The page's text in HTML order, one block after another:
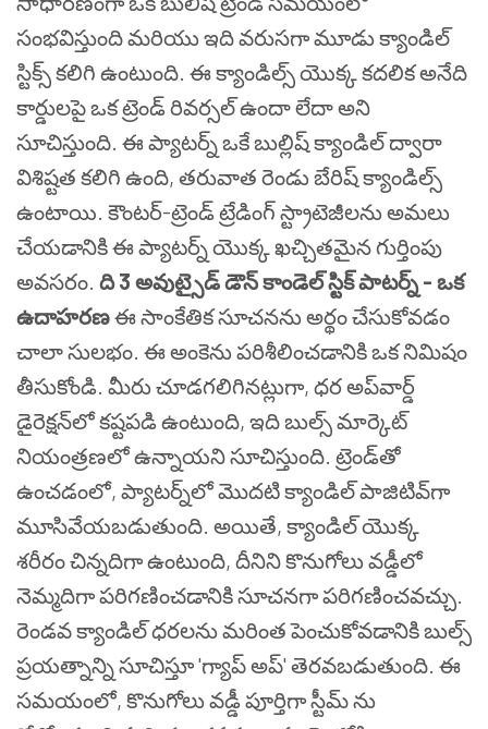
సంభవిస్తుంది మరియు ఇది వరుసగా మూడు క్యాండిల్
స్టిక్స్ కలిగి ఉంటుంది. ఈ క్యాండిల్స్ యొక్క కదలిక అనేది
కార్డులపై ఒక ట్రెండ్ రివర్సల్ ఉందా లేదా అని
సూచిస్తుంది. ఈ ప్యాటర్న్ ఒకే బుల్లిష్ క్యాండిల్ ద్వారా
విశిష్టత కలిగి ఉంది, తరువాత రెండు బేరిష్ క్యాండిల్స్
ఉంటాయి. కౌంటర్-ట్రెండ్ ట్రేడింగ్ స్ట్రాటెజీలను అమలు
చేయడానికి ఈ ప్యాటర్న్ యొక్క ఖచ్చితమైన గుర్తింపు
అవసరం. ది 3 అవుట్సైడ్ డౌన్ కాండెల్ స్టిక్ పాటర్న్ - ఒక
ఉదాహరణఈ సాంకేతిక సూచనను అర్థం చేసుకోవడం
చాలా సులభం. ఈ అంకెను పరిశీలించడానికి ఒక నిమిషం
తీసుకోండి. మీరు చూడగలిగినట్లుగా, ధర అప్‌వార్డ్
డైరెక్షన్‌లో కష్టపడి ఉంటుంది, ఇది బుల్స్ మార్కెట్
నియంత్రణలో ఉన్నాయని సూచిస్తుంది. ట్రెండ్‌తో
ఉంచడంలో, ప్యాటర్న్‌లో మొదటి క్యాండిల్ పాజిటివ్‌గా
మూసివేయబడుతుంది. అయితే, క్యాండిల్ యొక్క
శరీరం చిన్నదిగా ఉంటుంది, దీనిని కొనుగోలు వడ్డీలో
నెమ్మదిగా పరిగణించడానికి సూచనగా పరిగణించవచ్చు.
రెండవ క్యాండిల్ ధరలను మరింత పెంచుకోవడానికి బుల్స్
ప్రయత్నాన్ని సూచిస్తూ 'గ్యాప్ అప్' తెరవబడుతుంది. ఈ
సమయంలో, కొనుగోలు వడ్డీ పూర్తిగా స్టీమ్ ను